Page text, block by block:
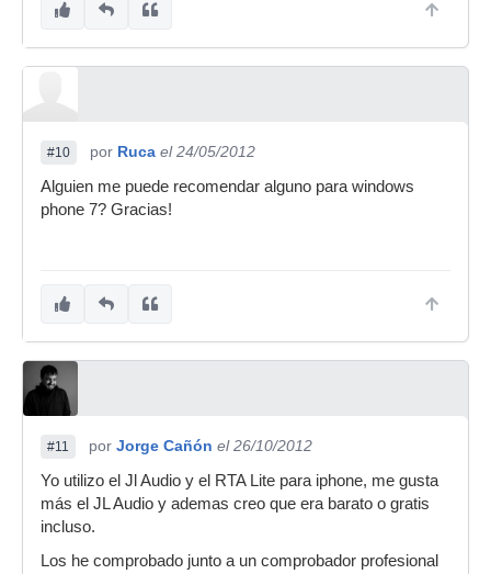
#10 por Ruca el 24/05/2012
Alguien me puede recomendar alguno para windows
phone 7? Gracias!
#11 por Jorge Cañón el 26/10/2012
Yo utilizo el Jl Audio y el RTA Lite para iphone, me gusta
más el JL Audio y ademas creo que era barato o gratis
incluso.
Los he comprobado junto a un comprobador profesional